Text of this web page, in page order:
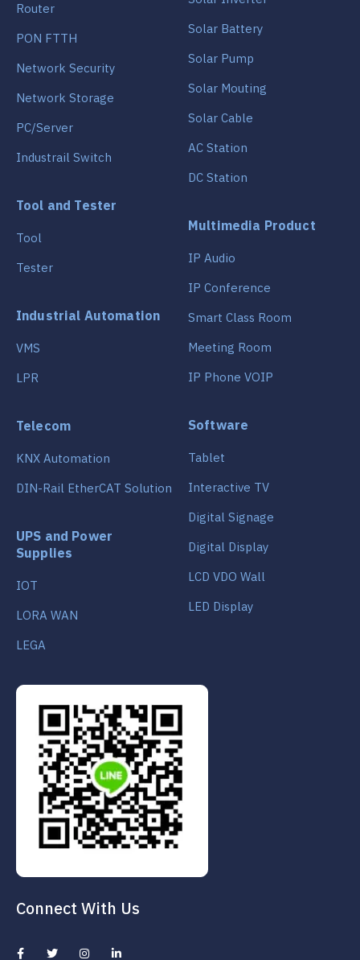
Router
PON FTTH
Network Security
Network Storage
PC/Server
Industrail Switch
Tool and Tester
Tool
Tester
Industrial Automation
VMS
LPR
Telecom
KNX Automation
DIN-Rail EtherCAT Solution
UPS and Power
Supplies
IOT
LORA WAN
LEGA
Solar Battery
Solar Pump
Solar Mouting
Solar Cable
AC Station
DC Station
Multimedia Product
IP Audio
IP Conference
Smart Class Room
Meeting Room
IP Phone VOIP
Software
Tablet
Interactive TV
Digital Signage
Digital Display
LCD VDO Wall
LED Display
Connect With Us